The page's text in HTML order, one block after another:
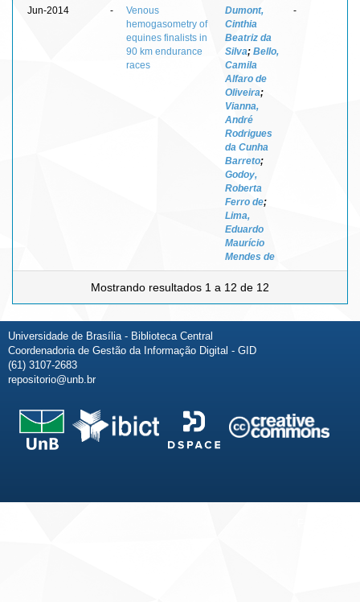
Jun-2014 -
Venous
hemogasometry of
equines finalists in
90 km endurance
races
Dumont,
Cinthia
Beatriz da
Silva; Bello,
Camila
Alfaro de
Oliveira;
Vianna,
André
Rodrigues
da Cunha
Barreto;
Godoy,
Roberta
Ferro de;
Lima,
Eduardo
Maurício
Mendes de
-
Mostrando resultados 1 a 12 de 12
Universidade de Brasília - Biblioteca Central
Coordenadoria de Gestão da Informação Digital - GID
(61) 3107-2683
repositorio@unb.br